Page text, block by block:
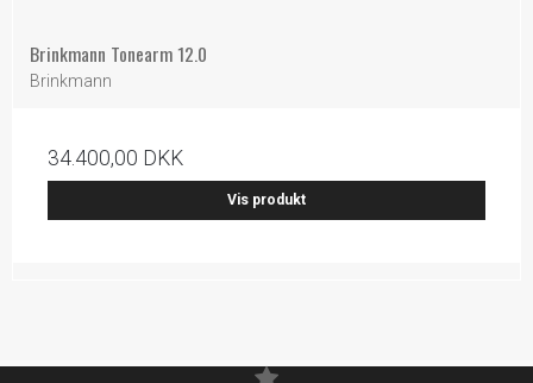
Brinkmann Tonearm 12.0
Brinkmann
34.400,00 DKK
Vis produkt